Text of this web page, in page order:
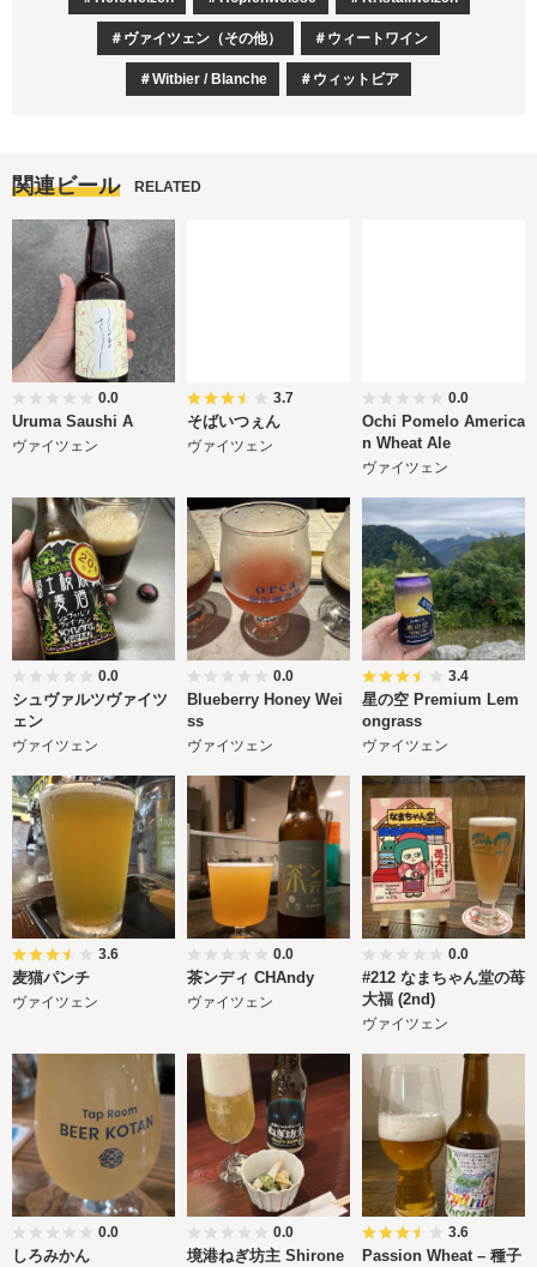
ヴァイツェン（その他） ウィートワイン
Witbier / Blanche ウィットビア
関連ビール RELATED
0.0
Uruma Saushi A
ヴァイツェン
3.7
そばいつぇん
ヴァイツェン
0.0
Ochi Pomelo America
n Wheat Ale
ヴァイツェン
0.0
シュヴァルツヴァイツ
ェン
ヴァイツェン
0.0
Blueberry Honey Wei
ss
ヴァイツェン
3.4
星の空 Premium Lem
ongrass
ヴァイツェン
3.6
麦猫パンチ
ヴァイツェン
0.0
茶ンディ CHAndy
ヴァイツェン
0.0
#212 なまちゃん堂の苺
大福 (2nd)
ヴァイツェン
0.0
しろみかん
0.0
境港ねぎ坊主 Shirone
3.6
Passion Wheat – 種子